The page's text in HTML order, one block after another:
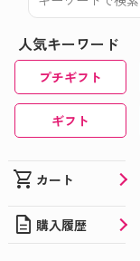
人気キーワード
プチギフト
ギフト
shopping_cart カート
description 購入履歴